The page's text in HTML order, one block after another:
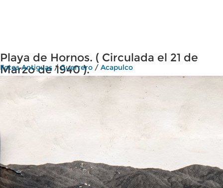
Playa de Hornos. ( Circulada el 21 de
Marzo de 1940 ).
Fotos Antiguas /Guerrero / Acapulco